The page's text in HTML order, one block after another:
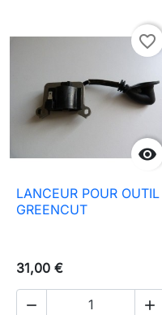

favorite_border
LANCEUR POUR OUTIL
GREENCUT
31,00 €
 